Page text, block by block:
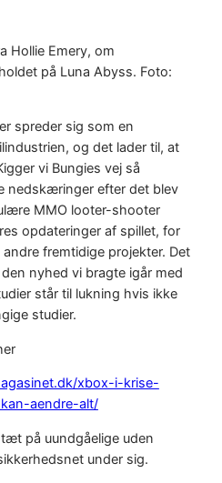
Hollie Emery, om
på Luna Abyss. Foto:
spreder sig som en
og det lader til, at
vi Bungies vej så
nedskæringer efter det blev
MMO looter-shooter
opdateringer af spillet, for
fremtidige projekter. Det
nyhed vi bragte igår med
står til lukning hvis ikke
studier.
xbox-i-krise-
aendre-alt/
på uundgåelige uden
under sig.